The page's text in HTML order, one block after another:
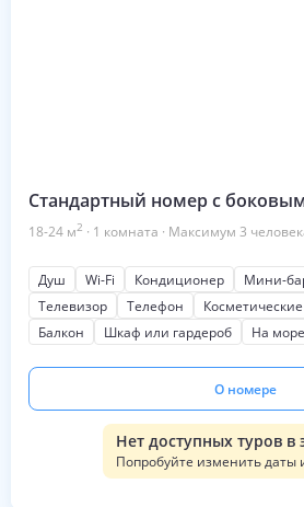
Стандартный номер с
18-24 м2 · 1 комната · Максимум 3
Душ Wi-Fi Кондиционер Мини-
Телевизор
Телефон
Балкон
Шкаф или гардероб На море
О номере
Нет доступных туров в
Попробуйте изменить даты